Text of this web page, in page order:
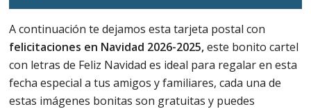
A continuación te dejamos esta tarjeta postal con
felicitaciones en Navidad 2026-2025,este bonito cartel
con letras de Feliz Navidad es ideal para regalar en esta
fecha especial a tus amigos y familiares, cada una de
estas imágenes bonitas son gratuitas y puedes